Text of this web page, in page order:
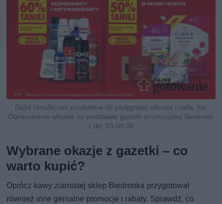
Duże obniżki cen produktów do pielęgnacji włosów i ciała, fot.
Opracowanie własne na podstawie gazetki promocyjnej Biedronki
z dn. 03-08.08
Wybrane okazje z gazetki – co
warto kupić?
Oprócz kawy ziarnistej sklep Biedronka przygotował
również inne genialne promocje i rabaty. Sprawdź, co